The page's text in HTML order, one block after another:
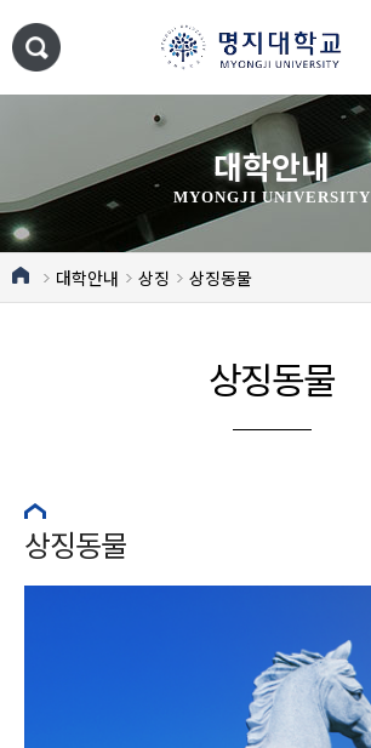
대학안내
MYONGJI UNIVERSITY
대학안내 상징 상징동물
상징동물
상징동물